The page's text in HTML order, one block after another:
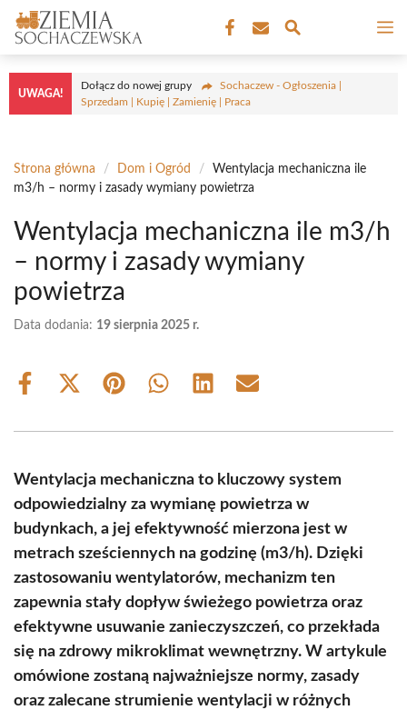
Przejdź
do
treści
UWAGA!
Dołącz do nowej grupy
Sochaczew - Ogłoszenia |
Sprzedam | Kupię | Zamienię | Praca
Strona główna / Dom i Ogród /
Wentylacja mechaniczna ile
m3/h – normy i zasady wymiany powietrza
Wentylacja mechaniczna ile m3/h
– normy i zasady wymiany
powietrza
Data dodania: 19 sierpnia 2025 r.
Share
Share
(Twitter)
Share Share Share Share
Wentylacja mechaniczna to kluczowy system
odpowiedzialny za wymianę powietrza w
budynkach, a jej efektywność mierzona jest w
metrach sześciennych na godzinę (m3/h). Dzięki
zastosowaniu wentylatorów, mechanizm ten
zapewnia stały dopływ świeżego powietrza oraz
efektywne usuwanie zanieczyszczeń, co przekłada
się na zdrowy mikroklimat wewnętrzny. W artykule
omówione zostaną najważniejsze normy, zasady
oraz zalecane strumienie wentylacji w różnych